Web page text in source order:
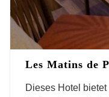
Les Matins de
Dieses Hotel